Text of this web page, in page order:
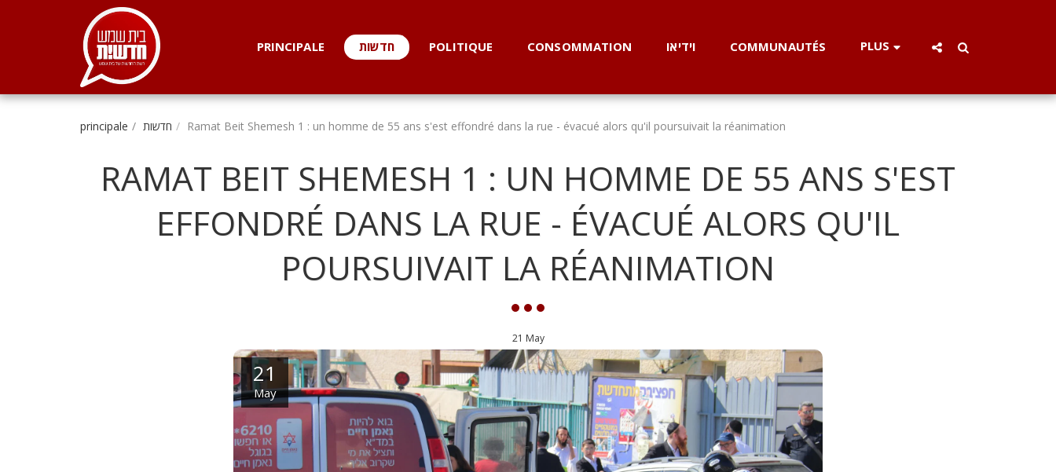
PRINCIPALE חדשות POLITIQUE CONSOMMATION וידיאו COMMUNAUTÉS PLUS
principale חדשות Ramat Beit Shemesh 1 : un homme de 55 ans s'est effondré dans la rue - évacué alors qu'il poursuivait la réanimation
RAMAT BEIT SHEMESH 1 : UN HOMME DE 55 ANS S'EST
EFFONDRÉ DANS LA RUE - ÉVACUÉ ALORS QU'IL
POURSUIVAIT LA RÉANIMATION
21 May
21
May